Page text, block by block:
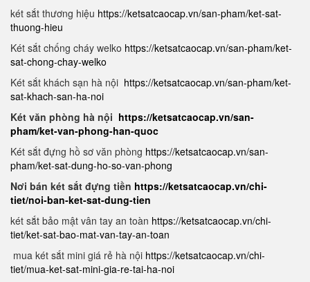
két sắt thương hiệu https://ketsatcaocap.vn/san-pham/ket-sat-
thuong-hieu
Két sắt chống cháy welko https://ketsatcaocap.vn/san-pham/ket-
sat-chong-chay-welko
Két sắt khách sạn hà nội https://ketsatcaocap.vn/san-pham/ket-
sat-khach-san-ha-noi
Két văn phòng hà nội https://ketsatcaocap.vn/san-
pham/ket-van-phong-han-quoc
Két sắt đựng hồ sơ văn phòng https://ketsatcaocap.vn/san-
pham/ket-sat-dung-ho-so-van-phong
Nơi bán két sắt đựng tiền https://ketsatcaocap.vn/chi-
tiet/noi-ban-ket-sat-dung-tien
két sắt bảo mật vân tay an toàn https://ketsatcaocap.vn/chi-
tiet/ket-sat-bao-mat-van-tay-an-toan
mua két sắt mini giá rẻ hà nội https://ketsatcaocap.vn/chi-
tiet/mua-ket-sat-mini-gia-re-tai-ha-noi